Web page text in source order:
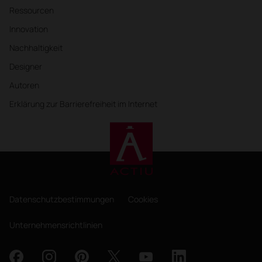
Ressourcen
Innovation
Nachhaltigkeit
Designer
Autoren
Erklärung zur Barrierefreiheit im Internet
Datenschutzbestimmungen Cookies
Unternehmensrichtlinien